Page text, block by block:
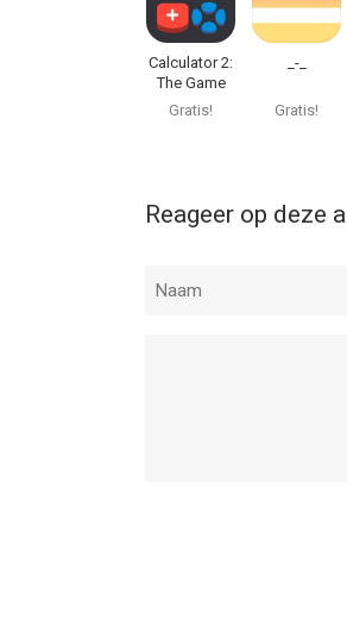
Calculator 2:
The Game
Gratis!
_-_
Gratis!
Reageer op deze